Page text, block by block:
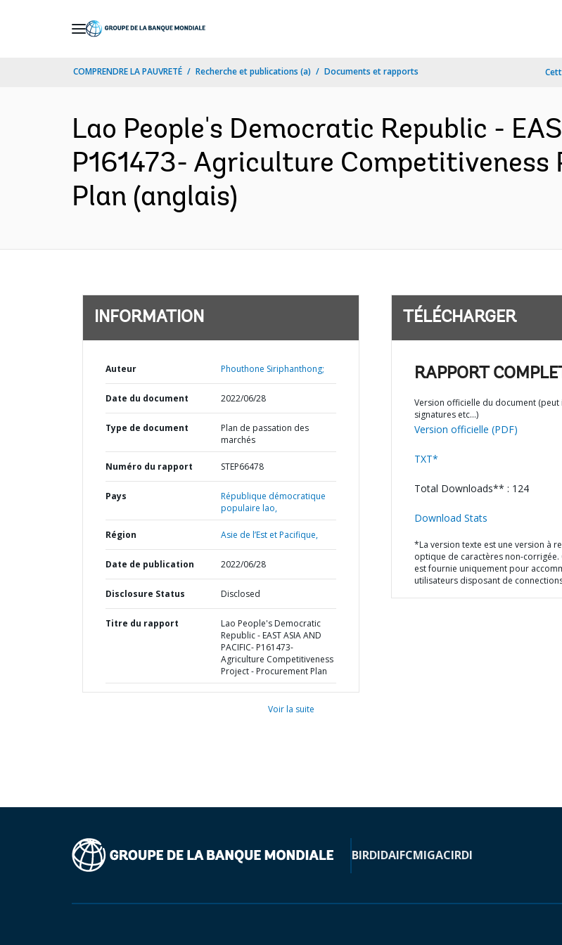
COMPRENDRE LA PAUVRETÉ Recherche et publications (a) Documents et rapports
Lao People's Democratic Republic -
P161473- Agriculture Competitiveness
Plan (anglais)
INFORMATION
Auteur Phouthone Siriphanthong;
Date du document 2022/06/28
Type de document
Plan de passation des
marchés
Numéro du rapport STEP66478
Pays
République démocratique
populaire lao,
Région Asie de l’Est et Pacifique,
Date de publication 2022/06/28
Disclosure Status Disclosed
Titre du rapport
Lao People's Democratic
Republic - EAST ASIA AND
PACIFIC- P161473-
Agriculture Competitiveness
Project - Procurement Plan
Voir la suite
TÉLÉCHARGER
RAPPORT
Version officielle du document (peut
signatures etc…)
Version officielle (PDF)
TXT*
Total Downloads** : 124
Download Stats
*La version texte est une version à
optique de caractères non-corrigée.
est fournie uniquement pour
utilisateurs disposant de
BIRDIDAIFCMIGACIRDI